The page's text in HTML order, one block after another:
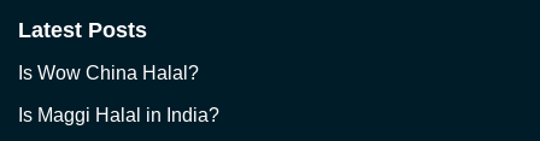
Latest Posts
Is Wow China Halal?
Is Maggi Halal in India?